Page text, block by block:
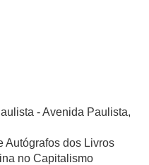
- Avenida Paulista,
Autógrafos dos Livros
no Capitalismo